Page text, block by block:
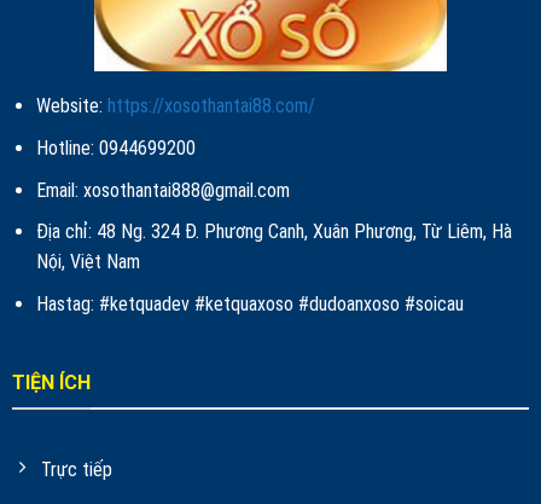
Website: https://xosothantai88.com/
Hotline: 0944699200
Email:xosothantai888@gmail.com
Địa chỉ: 48 Ng. 324 Đ. Phương Canh, Xuân Phương, Từ Liêm, Hà
Nội, Việt Nam
Hastag: #ketquadev #ketquaxoso #dudoanxoso #soicau
TIỆN ÍCH
Trực tiếp